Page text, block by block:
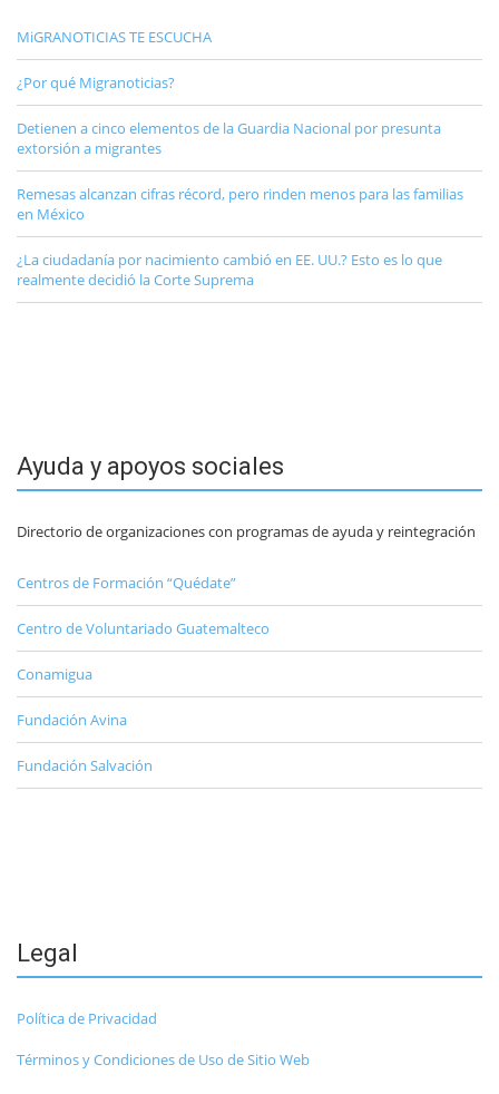
MiGRANOTICIAS TE ESCUCHA
¿Por qué Migranoticias?
Detienen a cinco elementos de la Guardia Nacional por presunta
extorsión a migrantes
Remesas alcanzan cifras récord, pero rinden menos para las familias
en México
¿La ciudadanía por nacimiento cambió en EE. UU.? Esto es lo que
realmente decidió la Corte Suprema
Ayuda y apoyos sociales
Directorio de organizaciones con programas de ayuda y reintegración
Centros de Formación “Quédate”
Centro de Voluntariado Guatemalteco
Conamigua
Fundación Avina
Fundación Salvación
Legal
Política de Privacidad
Términos y Condiciones de Uso de Sitio Web